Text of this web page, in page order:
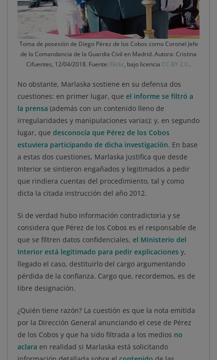
Toma de posesión de Diego Pérez de los Cobos como Coronel Jefe
de la Comandancia de la Guardia Civil en Madrid. Autora: Cristina
Cifuentes, 12/04/2018. Fuente: Flickr, bajo licencia CC BY 2.0..
No obstante, Marlaska sostiene en su defensa dos
cuestiones: en primer lugar, que el informe se filtró a
la prensa (además con un contenido lleno de
irregularidades y manipulaciones varias); y, en segundo
lugar, que desconocía que Pérez de los Cobos
estuviera participando de dicha investigación. En base
a estas dos cuestiones, Marlaska justifica que desde
Interior se sintieron engañados y legitimados a pedir
que rindiera cuentas del procedimiento, tal y como
dicta la citada instrucción del año 2012.
Si de verdad hubo información contradictoria y se
considera que Pérez de los Cobos es el responsable de
que se filtren datos confidenciales, el Ministerio del
Interior está legitimado para pedir explicaciones y,
llegado el caso, destituirlo del cargo argumentando
pérdida de la confianza. Cargo que, recordemos, es de
libre designación.
¿Quién tiene razón? La cuestión es que la nota emitida
por la Dirección General anunciando el cese de Pérez
de los Cobos y que ha sido filtrada a los medios no
aclara en realidad si Marlaska está solicitando